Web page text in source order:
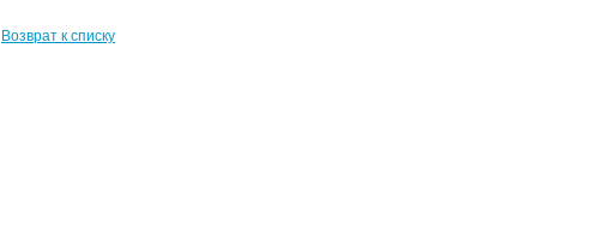
Возврат к списку